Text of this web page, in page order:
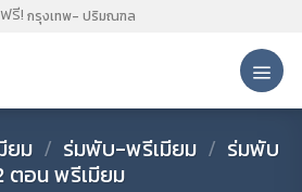
รี! กรุงเทพ- ปริมณฑล
ยม / ร่มพับ-พรีเมียม / ร่มพับ
ตอน พรีเมียม